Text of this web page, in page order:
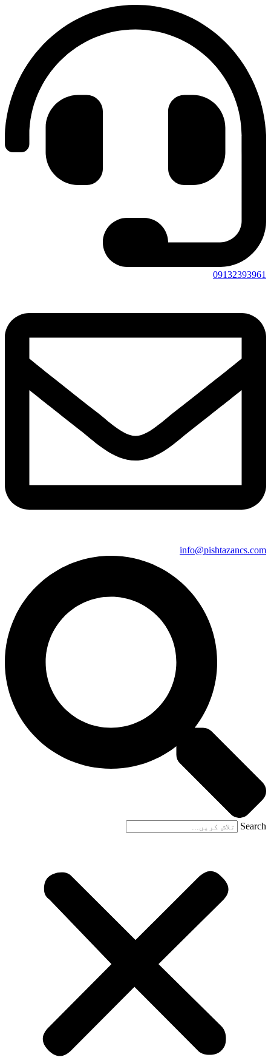
09132393961
info@pishtazancs.com
Search